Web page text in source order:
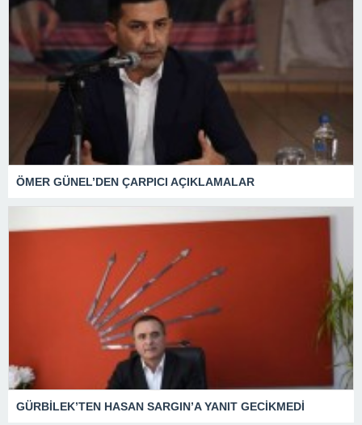
ÖMER GÜNEL’DEN ÇARPICI AÇIKLAMALAR
GÜRBİLEK’TEN HASAN SARGIN’A YANIT GECİKMEDİ